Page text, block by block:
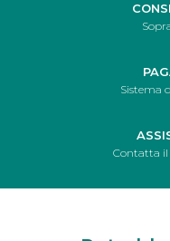
Sistema
Contatta il